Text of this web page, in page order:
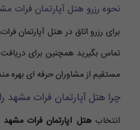
نحوه رزرو هتل آپارتمان فرات
برای رزرو اتاق در هتل آپارتمان
تماس بگیرید همچنین برای
مستقیم از مشاوران حرفه ای بهره
چرا هتل آپارتمان فرات مشهد
انتخابهتل آپارتمان فرات مشهد